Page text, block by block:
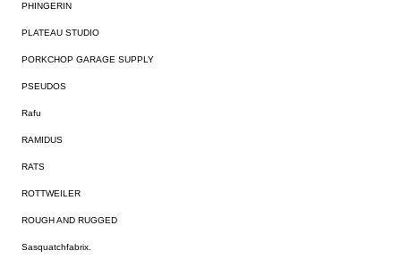
PHINGERIN
PLATEAU STUDIO
PORKCHOP GARAGE SUPPLY
PSEUDOS
Rafu
RAMIDUS
RATS
ROTTWEILER
ROUGH AND RUGGED
Sasquatchfabrix.